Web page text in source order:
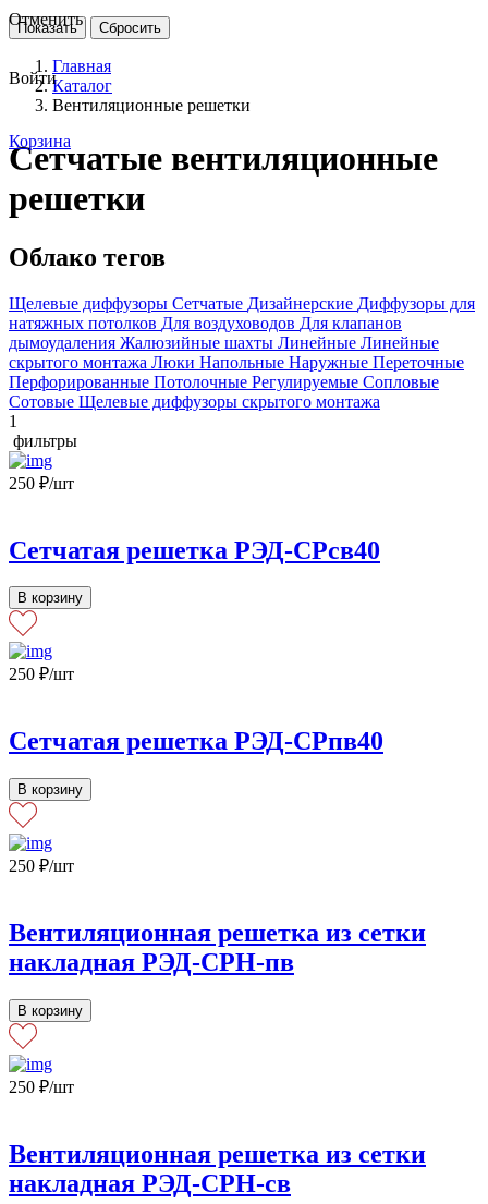
Главная
Каталог
Вентиляционные решетки
Cетчатые вентиляционные
решетки
Облако тегов
Щелевые диффузоры Cетчатые Дизайнерские Диффузоры для
натяжных потолков Для воздуховодов Для клапанов
дымоудаления Жалюзийные шахты Линейные Линейные
скрытого монтажа Люки Напольные Наружные Переточные
Перфорированные Потолочные Регулируемые Сопловые
Сотовые Щелевые диффузоры скрытого монтажа
1
фильтры
250 ₽/шт
Сетчатая решетка РЭД-СРсв40
В корзину
250 ₽/шт
Сетчатая решетка РЭД-СРпв40
В корзину
250 ₽/шт
Вентиляционная решетка из сетки
накладная РЭД-СРН-пв
В корзину
250 ₽/шт
Вентиляционная решетка из сетки
накладная РЭД-СРН-св
Отменить
Войти
Корзина